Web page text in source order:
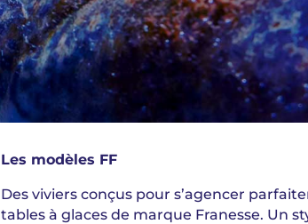
Les modèles FF
Des viviers conçus pour s’agencer
tables à glaces de marque Franesse. Un